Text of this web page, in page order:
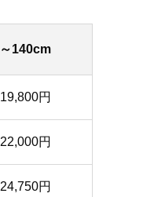
～140cm
19,800円
22,000円
24,750円